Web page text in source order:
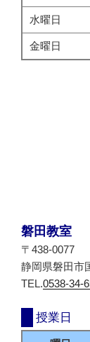
水曜日
金曜日
磐田教室
〒438-0077
静岡県磐田市
TEL.0538-34-
授業日